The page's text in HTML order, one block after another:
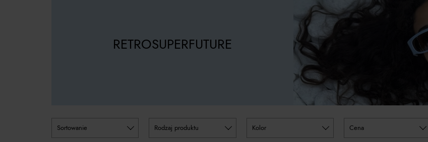
RETROSUPERFUTURE
sortowanie rodzaj produktu kolor cena